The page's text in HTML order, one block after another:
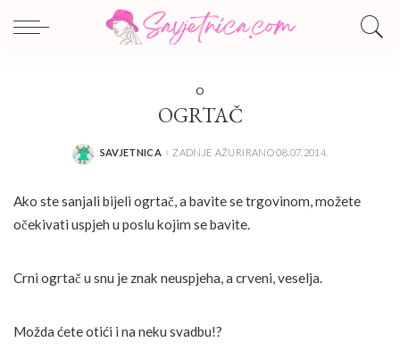
O
OGRTAČ
POSTED
SAVJETNICA ZADNJE AŽURIRANO 08.07.2014.
Ako ste sanjali bijeli ogrtač, a bavite se trgovinom, možete
očekivati uspjeh u poslu kojim se bavite.
Crni ogrtač u snu je znak neuspjeha, a crveni, veselja.
Možda ćete otići i na neku svadbu!?